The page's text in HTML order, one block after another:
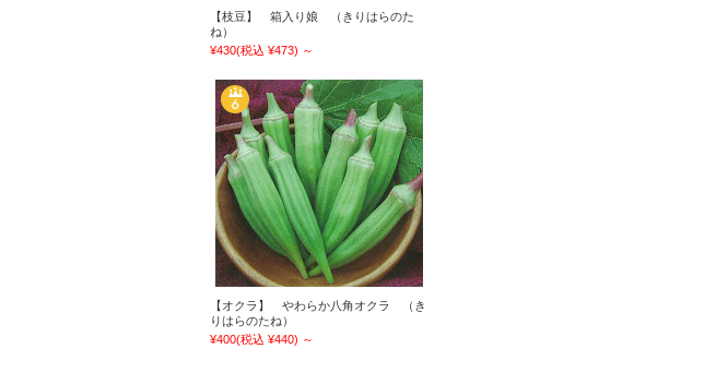
【枝豆】 箱入り娘 （きりはらのた
ね）
¥430(税込 ¥473) ～
【オクラ】 やわらか八角オクラ （き
りはらのたね）
¥400(税込 ¥440) ～